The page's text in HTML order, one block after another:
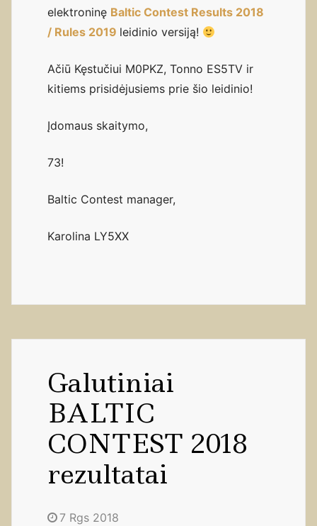
elektroninę Baltic Contest Results 2018
/ Rules 2019 leidinio versiją!
Ačiū Kęstučiui M0PKZ, Tonno ES5TV ir
kitiems prisidėjusiems prie šio leidinio!
Įdomaus skaitymo,
73!
Baltic Contest manager,
Karolina LY5XX
Galutiniai
BALTIC
CONTEST 2018
rezultatai
7 Rgs 2018